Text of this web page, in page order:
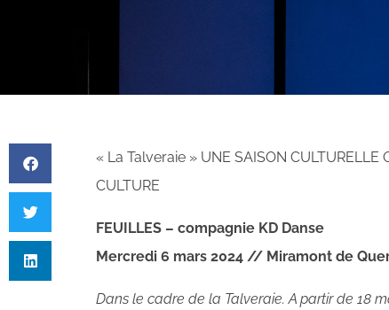
« La Talveraie » UNE SAISON CULTURELLE
CULTURE
FEUILLES – compagnie KD Danse
Mercredi 6 mars 2024 // Miramont de
Dans le cadre de la Talveraie. A partir de 18